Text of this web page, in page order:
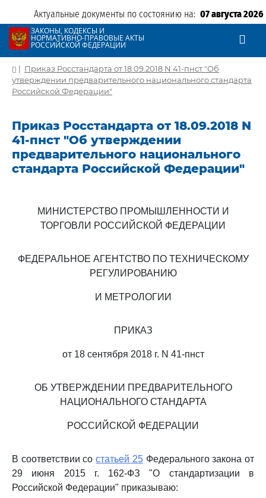
Актуальные документы по состоянию на: 07 августа 2026
ЗАКОНЫ, КОДЕКСЫ И
НОРМАТИВНО-ПРАВОВЫЕ АКТЫ
РОССИЙСКОЙ ФЕДЕРАЦИИ
| Приказ Росстандарта от 18.09.2018 N 41-пнст "Об
утверждении предварительного национального стандарта
Российской Федерации"
Приказ Росстандарта от 18.09.2018 N
41-пнст "Об утверждении
предварительного национального
стандарта Российской Федерации"
МИНИСТЕРСТВО ПРОМЫШЛЕННОСТИ И
ТОРГОВЛИ РОССИЙСКОЙ ФЕДЕРАЦИИ
ФЕДЕРАЛЬНОЕ АГЕНТСТВО ПО ТЕХНИЧЕСКОМУ
РЕГУЛИРОВАНИЮ
И МЕТРОЛОГИИ
ПРИКАЗ
от 18 сентября 2018 г. N 41-пнст
ОБ УТВЕРЖДЕНИИ ПРЕДВАРИТЕЛЬНОГО
НАЦИОНАЛЬНОГО СТАНДАРТА
РОССИЙСКОЙ ФЕДЕРАЦИИ
В соответствии состатьей 25Федерального закона от
29 июня 2015 г. 162-ФЗ "О стандартизации в
Российской Федерации" приказываю: